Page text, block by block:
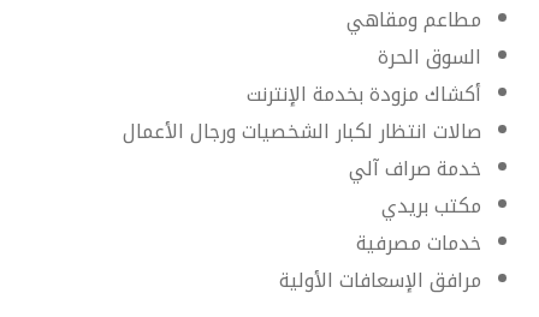
مطاعم ومقاهي
السوق الحرة
أكشاك مزودة بخدمة الإنترنت
صالات انتظار لكبار الشخصيات ورجال الأعمال
خدمة صراف آلي
مكتب بريدي
خدمات مصرفية
مرافق الإسعافات الأولية